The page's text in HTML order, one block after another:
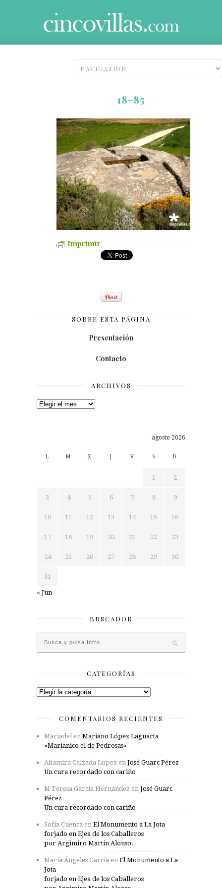
18-85
Imprimir
SOBRE ESTA PÁGINA
Presentación
Contacto
ARCHIVOS
Archivos
agosto 2026
L M X J V S D
1 2
3 4 5 6 7 8 9
10 11 12 13 14 15 16
17 18 19 20 21 22 23
24 25 26 27 28 29 30
31
« Jun
BUSCADOR
CATEGORÍAS
Categorías
COMENTARIOS RECIENTES
Mariadel en Mariano López Laguarta
«Marianico el de Pedrosas»
Altamira Calzada Lopez en José Guarc Pérez
Un cura recordado con cariño
M Teresa García Hernández en José Guarc
Pérez
Un cura recordado con cariño
Sofía Cuenca en El Monumento a La Jota
forjado en Ejea de los Caballeros
por Argimiro Martín Alonso.
María Ángeles García en El Monumento a La
Jota
forjado en Ejea de los Caballeros